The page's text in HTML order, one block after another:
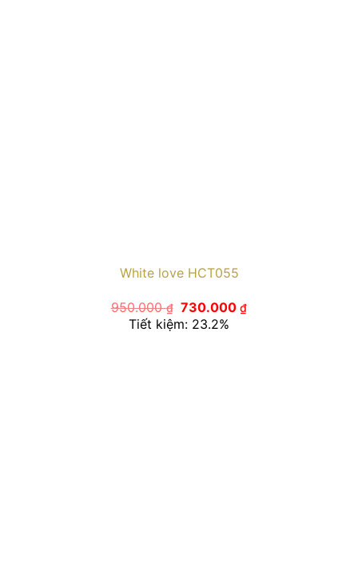
White love HCT055
950.000₫ Giá
gốc
là:
730.000₫Giá
Tiết kiệm: 23.2%